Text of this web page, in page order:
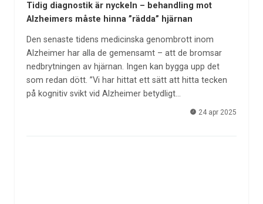
Tidig diagnostik är nyckeln – behandling mot
Alzheimers måste hinna ”rädda” hjärnan
Den senaste tidens medicinska genombrott inom
Alzheimer har alla de gemensamt – att de bromsar
nedbrytningen av hjärnan. Ingen kan bygga upp det
som redan dött. ”Vi har hittat ett sätt att hitta tecken
på kognitiv svikt vid Alzheimer betydligt…
24 apr 2025